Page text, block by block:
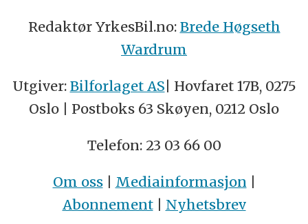
Redaktør YrkesBil.no: Brede Høgseth
Wardrum
Utgiver: Bilforlaget AS| Hovfaret 17B, 0275
Oslo | Postboks 63 Skøyen, 0212 Oslo
Telefon: 23 03 66 00
Om oss| Mediainformasjon |
Abonnement| Nyhetsbrev